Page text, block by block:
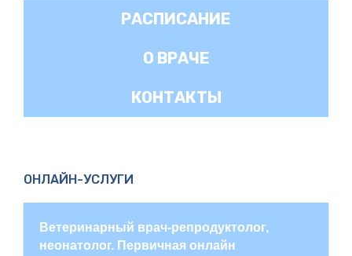
РАСПИСАНИЕ
О ВРАЧЕ
КОНТАКТЫ
ОНЛАЙН-УСЛУГИ
Ветеринарный врач-репродуктолог,
неонатолог. Первичная онлайн